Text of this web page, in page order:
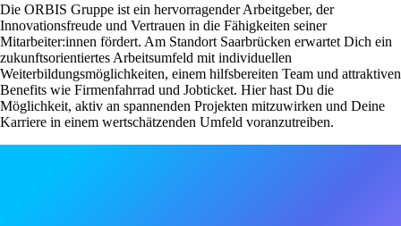
Die ORBIS Gruppe ist ein hervorragender Arbeitgeber, der
Innovationsfreude und Vertrauen in die Fähigkeiten seiner
Mitarbeiter:innen fördert. Am Standort Saarbrücken erwartet Dich ein
zukunftsorientiertes Arbeitsumfeld mit individuellen
Weiterbildungsmöglichkeiten, einem hilfsbereiten Team und attraktiven
Benefits wie Firmenfahrrad und Jobticket. Hier hast Du die
Möglichkeit, aktiv an spannenden Projekten mitzuwirken und Deine
Karriere in einem wertschätzenden Umfeld voranzutreiben.